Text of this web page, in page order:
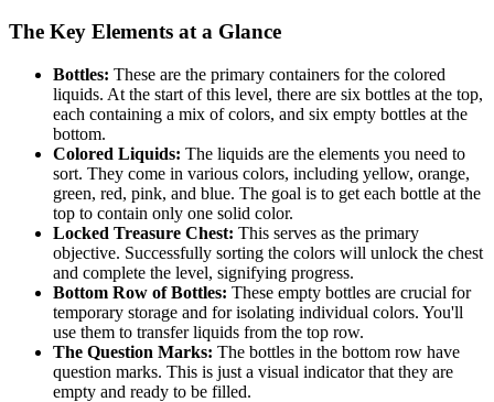
The Key Elements at a Glance
Bottles: These are the primary containers for the colored
liquids. At the start of this level, there are six bottles at the top,
each containing a mix of colors, and six empty bottles at the
bottom.
Colored Liquids: The liquids are the elements you need to
sort. They come in various colors, including yellow, orange,
green, red, pink, and blue. The goal is to get each bottle at the
top to contain only one solid color.
Locked Treasure Chest: This serves as the primary
objective. Successfully sorting the colors will unlock the chest
and complete the level, signifying progress.
Bottom Row of Bottles: These empty bottles are crucial for
temporary storage and for isolating individual colors. You'll
use them to transfer liquids from the top row.
The Question Marks: The bottles in the bottom row have
question marks. This is just a visual indicator that they are
empty and ready to be filled.